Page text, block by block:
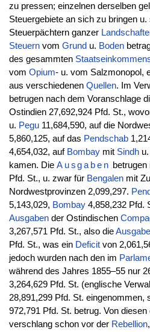
zu pressen; einzelnen derselben
Steuergebiete an sich zu bringen
Steuerpächtern ganzer
Steuernvom Grund u. Boden
des gesammten
vom Opium- u. vom Salzmonopol,
aus verschiedenen Quellen. Im
betrugen nach dem Voranschlage
Ostindien 27,692,924 Pfd. St.,
u. Pegu11,684,590, auf die
5,860,125, auf das Pendschab
4,654,032, auf Bombaymit Sindhu.
kamen. Die Ausgaben
Pfd. St., u. zwar für Bengalenmit
Nordwestprovinzen 2,099,297.
5,143,029, Bombay4,858,232 Pfd.
Ausgabender Ostindischen
3,267,571 Pfd. St., also die
Pfd. St., was ein Deficitvon
jedoch wurden nach den im
während des Jahres 1855–55 nur
3,264,629 Pfd. St. (englische
28,891,299 Pfd. St. eingenommen,
972,791 Pfd. St. betrug. Von diesen
verschlang schon vor der Rebellion